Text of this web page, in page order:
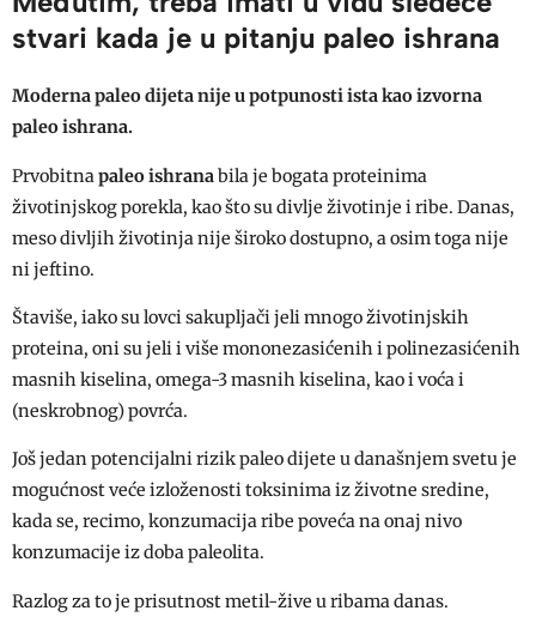
stvari kada je u pitanju paleo ishrana
Moderna paleo dijeta nije u potpunosti ista kao izvorna
paleo ishrana.
Prvobitnapaleo ishranabila je bogata proteinima
životinjskog porekla, kao što su divlje životinje i ribe. Danas,
meso divljih životinja nije široko dostupno, a osim toga nije
ni jeftino.
Štaviše, iako su lovci sakupljači jeli mnogo životinjskih
proteina, oni su jeli i više mononezasićenih i polinezasićenih
masnih kiselina, omega-3 masnih kiselina, kao i voća i
(neskrobnog) povrća.
Još jedan potencijalni rizik paleo dijete u današnjem svetu je
mogućnost veće izloženosti toksinima iz životne sredine,
kada se, recimo, konzumacija ribe poveća na onaj nivo
konzumacije iz doba paleolita.
Razlog za to je prisutnost metil-žive u ribama danas.